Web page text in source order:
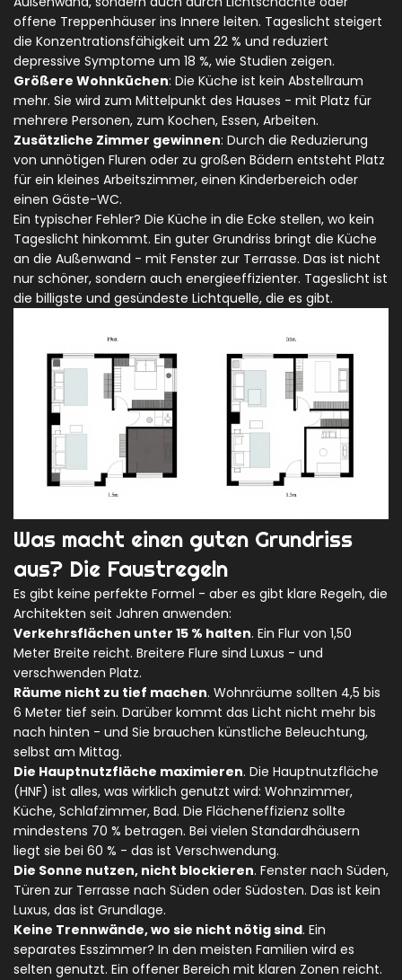
offene Treppenhäuser ins Innere leiten. Tageslicht steigert
die Konzentrationsfähigkeit um 22 % und reduziert
depressive Symptome um 18 %, wie Studien zeigen.
Größere Wohnküchen: Die Küche ist kein Abstellraum
mehr. Sie wird zum Mittelpunkt des Hauses - mit Platz für
mehrere Personen, zum Kochen, Essen, Arbeiten.
Zusätzliche Zimmer gewinnen: Durch die Reduzierung
von unnötigen Fluren oder zu großen Bädern entsteht Platz
für ein kleines Arbeitszimmer, einen Kinderbereich oder
einen Gäste-WC.
Ein typischer Fehler? Die Küche in die Ecke stellen, wo kein
Tageslicht hinkommt. Ein guter Grundriss bringt die Küche
an die Außenwand - mit Fenster zur Terrasse. Das ist nicht
nur schöner, sondern auch energieeffizienter. Tageslicht ist
die billigste und gesündeste Lichtquelle, die es gibt.
Was macht einen guten Grundriss
aus? Die Faustregeln
Es gibt keine perfekte Formel - aber es gibt klare Regeln, die
Architekten seit Jahren anwenden:
Verkehrsflächen unter 15 % halten. Ein Flur von 1,50
Meter Breite reicht. Breitere Flure sind Luxus - und
verschwenden Platz.
Räume nicht zu tief machen. Wohnräume sollten 4,5 bis
6 Meter tief sein. Darüber kommt das Licht nicht mehr bis
nach hinten - und Sie brauchen künstliche Beleuchtung,
selbst am Mittag.
Die Hauptnutzfläche maximieren. Die Hauptnutzfläche
(HNF) ist alles, was wirklich genutzt wird: Wohnzimmer,
Küche, Schlafzimmer, Bad. Die Flächeneffizienz sollte
mindestens 70 % betragen. Bei vielen Standardhäusern
liegt sie bei 60 % - das ist Verschwendung.
Die Sonne nutzen, nicht blockieren. Fenster nach Süden,
Türen zur Terrasse nach Süden oder Südosten. Das ist kein
Luxus, das ist Grundlage.
Keine Trennwände, wo sie nicht nötig sind. Ein
separates Esszimmer? In den meisten Familien wird es
selten genutzt. Ein offener Bereich mit klaren Zonen reicht.